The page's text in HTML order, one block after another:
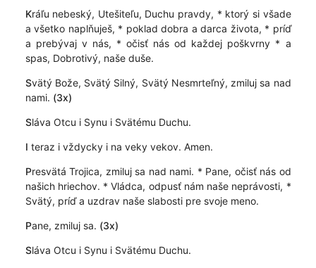
Kráľu nebeský, Utešiteľu, Duchu pravdy, * ktorý si všade
a všetko naplňuješ, * poklad dobra a darca života, * príď
a prebývaj v nás, * očisť nás od každej poškvrny * a
spas, Dobrotivý, naše duše.
Svätý Bože, Svätý Silný, Svätý Nesmrteľný, zmiluj sa nad
nami. (3x)
Sláva Otcu i Synu i Svätému Duchu.
I teraz i vždycky i na veky vekov. Amen.
Presvätá Trojica, zmiluj sa nad nami. * Pane, očisť nás od
našich hriechov. * Vládca, odpusť nám naše neprávosti, *
Svätý, príď a uzdrav naše slabosti pre svoje meno.
Pane, zmiluj sa. (3x)
Sláva Otcu i Synu i Svätému Duchu.